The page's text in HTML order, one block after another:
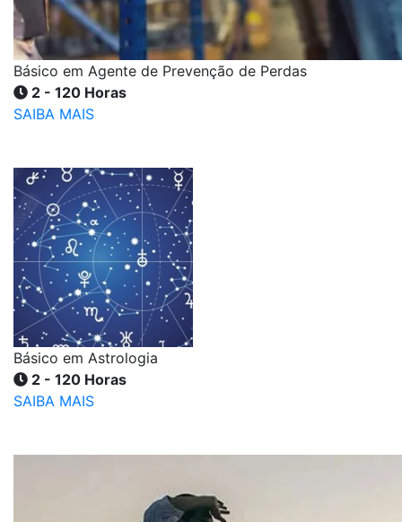
Básico em Agente de Prevenção de Perdas
2 - 120 Horas
SAIBA MAIS
Básico em Astrologia
2 - 120 Horas
SAIBA MAIS